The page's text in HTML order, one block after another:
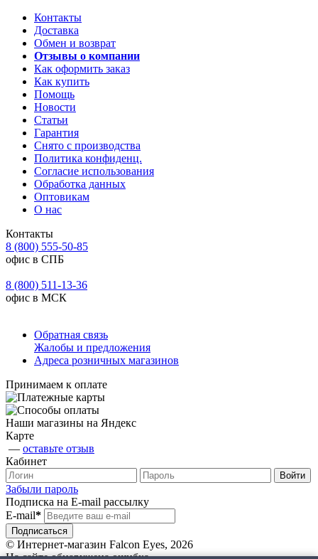
Контакты
Доставка
Обмен и возврат
Отзывы о компании
Как оформить заказ
Как купить
Помощь
Новости
Статьи
Гарантия
Снято с производства
Политика конфиденц.
Согласие использования
Обработка данных
Оптовикам
О нас
Контакты
8 (800) 555-50-85
офис в СПБ
8 (800) 511-13-36
офис в МСК
Обратная связь
Жалобы и предложения
Адреса розничных магазинов
Принимаем к оплате
Наши магазины на Яндекс
Карте
— оставьте отзыв
Кабинет
Забыли пароль
Подписка на E-mail рассылку
E-mail*
© Интернет-магазин Falcon Eyes, 2026